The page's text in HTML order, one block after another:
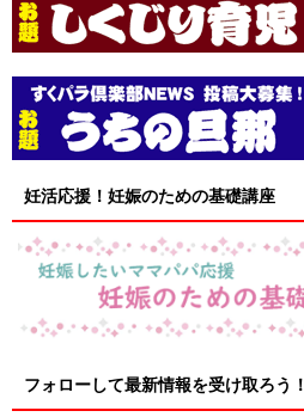
妊活応援！妊娠のための基礎講座
フォローして最新情報を受け取ろう！